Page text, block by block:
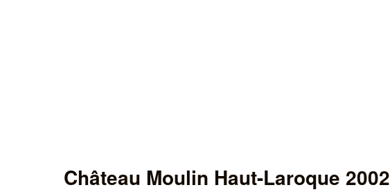
Château Moulin Haut-Laroque 2002